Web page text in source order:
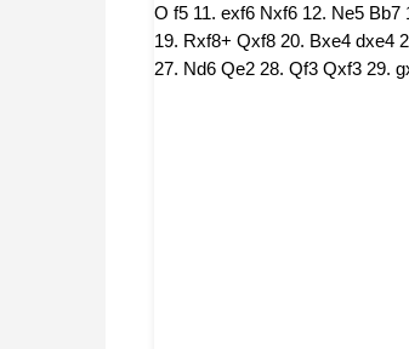
O f5 11. exf6 Nxf6 12. Ne5
19. Rxf8+ Qxf8 20. Bxe4 dxe4
27. Nd6 Qe2 28. Qf3 Qxf3 29.